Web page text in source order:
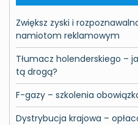
Zwiększ zyski i
namiotom reklamowym
Tłumacz holenderskiego –
tą drogą?
F-gazy – szkolenia
Dystrybucja krajowa –